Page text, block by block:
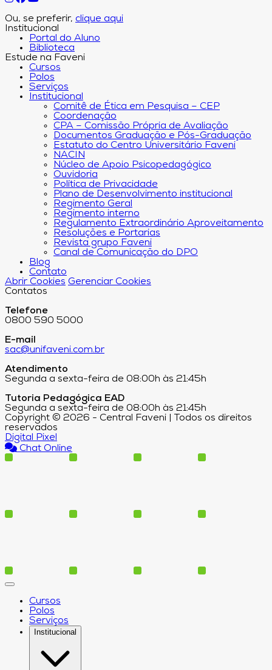
Ou, se preferir, clique aqui
Institucional
Portal do Aluno
Biblioteca
Estude na Faveni
Cursos
Polos
Serviços
Institucional
Comitê de Ética em Pesquisa – CEP
Coordenação
CPA – Comissão Própria de Avaliação
Documentos Graduação e Pós-Graduação
Estatuto do Centro Universitário Faveni
NACIN
Núcleo de Apoio Psicopedagógico
Ouvidoria
Política de Privacidade
Plano de Desenvolvimento institucional
Regimento Geral
Regimento interno
Regulamento Extraordinário Aproveitamento
Resoluções e Portarias
Revista grupo Faveni
Canal de Comunicação do DPO
Blog
Contato
Abrir Cookies Gerenciar Cookies
Contatos
Telefone
0800 590 5000
E-mail
sac@unifaveni.com.br
Atendimento
Segunda a sexta-feira de 08:00h às 21:45h
Tutoria Pedagógica EAD
Segunda a sexta-feira de 08:00h às 21:45h
Copyright © 2026 - Central Faveni | Todos os direitos
reservados
Digital Pixel
Chat Online
Cursos
Polos
Serviços
Institucional